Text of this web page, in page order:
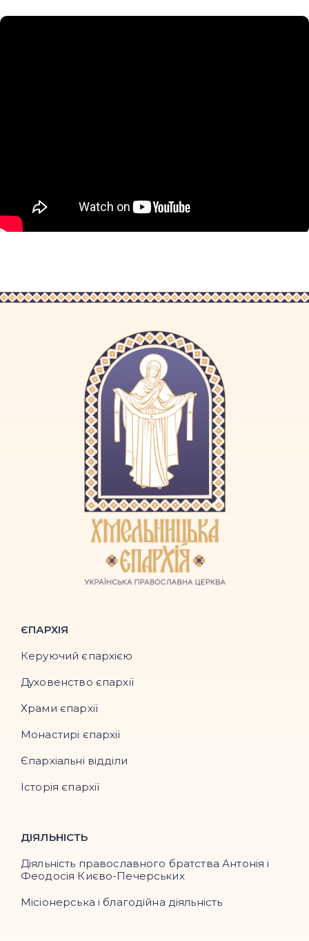
ЄПАРХІЯ
Керуючий єпархією
Духовенство єпархії
Храми єпархії
Монастирі єпархії
Єпархіальні відділи
Історія єпархії
ДІЯЛЬНІСТЬ
Діяльність православного братства Антонія і
Феодосія Києво-Печерських
Місіонерська і благодійна діяльність